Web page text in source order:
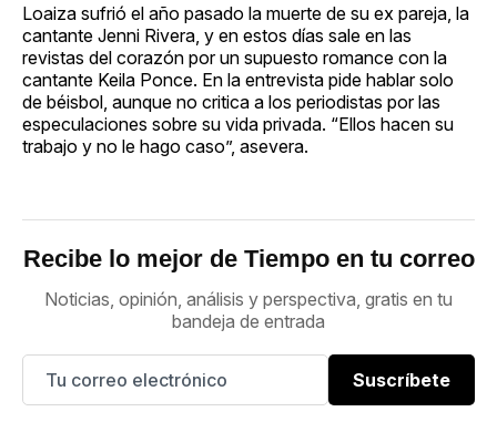
Loaiza sufrió el año pasado la muerte de su ex pareja, la
cantante Jenni Rivera, y en estos días sale en las
revistas del corazón por un supuesto romance con la
cantante Keila Ponce. En la entrevista pide hablar solo
de béisbol, aunque no critica a los periodistas por las
especulaciones sobre su vida privada. “Ellos hacen su
trabajo y no le hago caso”, asevera.
Recibe lo mejor de Tiempo en tu correo
Noticias, opinión, análisis y perspectiva, gratis en tu
bandeja de entrada
Suscríbete